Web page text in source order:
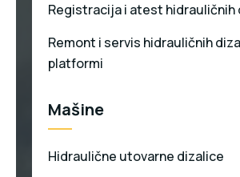
Registracija i atest hidrauličnih
Remont i servis hidrauličnih
platformi
Mašine
Hidraulične utovarne dizalice